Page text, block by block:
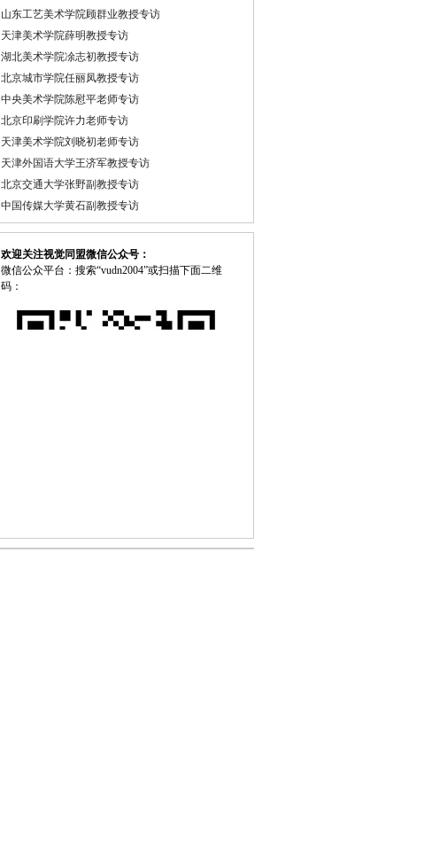
山东工艺美术学院顾群业教授专访
天津美术学院薛明教授专访
湖北美术学院凃志初教授专访
北京城市学院任丽凤教授专访
中央美术学院陈慰平老师专访
北京印刷学院许力老师专访
天津美术学院刘晓初老师专访
天津外国语大学王济军教授专访
北京交通大学张野副教授专访
中国传媒大学黄石副教授专访
欢迎关注视觉同盟微信公众号：
微信公众平台：搜索“vudn2004”或扫描下面二维
码：